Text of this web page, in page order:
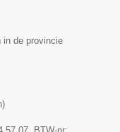
in de provincie
)